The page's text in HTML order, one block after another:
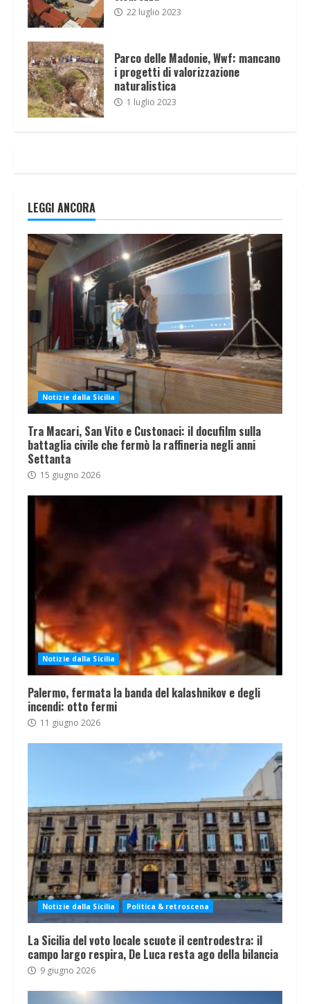
22 luglio 2023
Parco delle Madonie, Wwf: mancano
i progetti di valorizzazione
naturalistica
1 luglio 2023
LEGGI ANCORA
Notizie dalla Sicilia
Tra Macari, San Vito e Custonaci: il docufilm sulla
battaglia civile che fermò la raffineria negli anni
Settanta
15 giugno 2026
Notizie dalla Sicilia
Palermo, fermata la banda del kalashnikov e degli
incendi: otto fermi
11 giugno 2026
Notizie dalla Sicilia Politica & retroscena
La Sicilia del voto locale scuote il centrodestra: il
campo largo respira, De Luca resta ago della bilancia
9 giugno 2026